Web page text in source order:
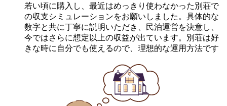
若い頃に購入し、最近はめっきり使わなかった別荘で
の収支シミュレーションをお願いしました。具体的な
数字と共に丁寧に説明いただき、民泊運営を決意し、
今ではさらに想定以上の収益が出ています。別荘は好
きな時に自分でも使えるので、理想的な運用方法です